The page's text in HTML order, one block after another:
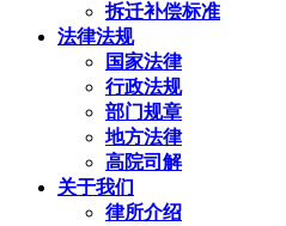
拆迁补偿标准
法律法规
国家法律
行政法规
部门规章
地方法律
高院司解
关于我们
律所介绍